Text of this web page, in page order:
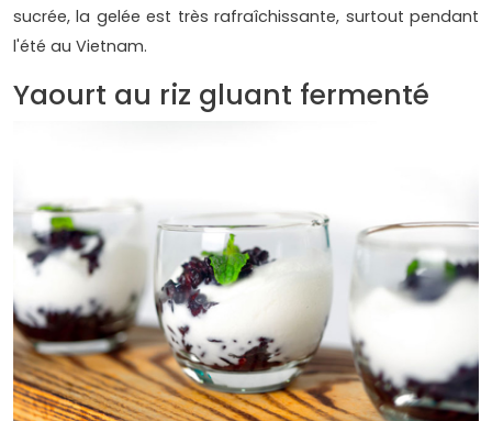
sucrée, la gelée est très rafraîchissante, surtout pendant
l'été au Vietnam.
Yaourt au riz gluant fermenté